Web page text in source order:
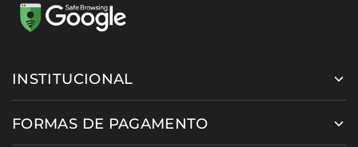
INSTITUCIONAL
FORMAS DE PAGAMENTO